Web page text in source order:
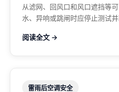
从滤网、回风口和风口遮挡等
水、异响或跳闸时应停止测试
阅读全文 →
雷雨后空调安全